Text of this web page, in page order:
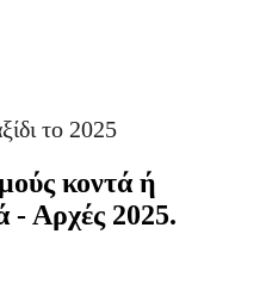
το 2025
κοντά ή
- Αρχές 2025.